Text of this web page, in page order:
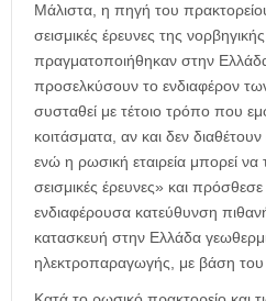
Μάλιστα, η πηγή του
σεισμικές έρευνες της νορβηγικής
πραγματοποιήθηκαν στην Ελλάδα
προσελκύσουν το ενδιαφέρον
συσταθεί με τέτοιο τρόπο που
κοιτάσματα, αν και δεν διαθέτουν
ενώ η ρωσική εταιρεία μπορεί να
σεισμικές έρευνες» και
ενδιαφέρουσα κατεύθυνση
κατασκευή στην Ελλάδα
ηλεκτροπαραγωγής, με βάση